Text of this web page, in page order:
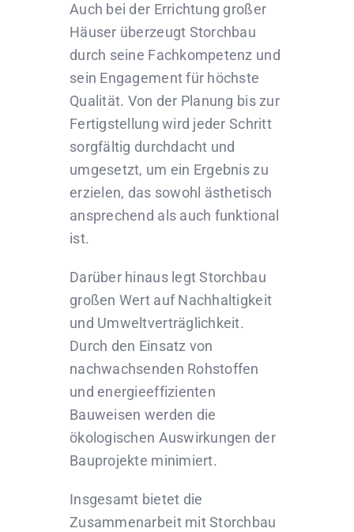
Auch bei der Errichtung großer
Häuser überzeugt Storchbau
durch seine Fachkompetenz und
sein Engagement für höchste
Qualität. Von der Planung bis zur
Fertigstellung wird jeder Schritt
sorgfältig durchdacht und
umgesetzt, um ein Ergebnis zu
erzielen, das sowohl ästhetisch
ansprechend als auch funktional
ist.
Darüber hinaus legt Storchbau
großen Wert auf Nachhaltigkeit
und Umweltverträglichkeit.
Durch den Einsatz von
nachwachsenden Rohstoffen
und energieeffizienten
Bauweisen werden die
ökologischen Auswirkungen der
Bauprojekte minimiert.
Insgesamt bietet die
Zusammenarbeit mit Storchbau